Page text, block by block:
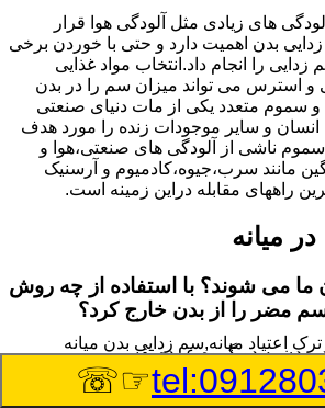
های زیادی مثل آلودگی هوا قرار
بدن اهمیت دارد و حتی با خوردن برخی
را انجام داد.انتخاب مواد غذایی
و استرس می تواند میزان سم را در بدن
ها و سموم متعدد یکی از مات دنیای صنعتی
انسان و سایر موجودات زنده را مورد هدف
ناشی از آلودگی های صنعتی،هوا و
مانند سرب،جیوه،کادمیوم و آرسنیک
راههای مقابله دراین زمینه است.
میانه
ما می شوند؟ با استفاده از چه روش
مضر را از بدن خارج کرد؟
بدن به دو گروه عمده تقسیم می
سموم مثل مواد به جا مانده از سموم
سنگین ناشی از آلودگی هوا،انواع
اعتیاد میانه,سم زدایی بدن میانه
☞☏